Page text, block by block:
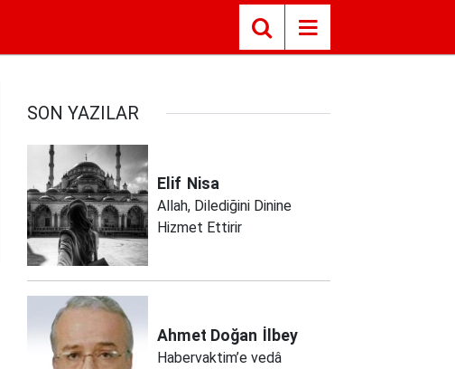
SON YAZILAR
Elif Nisa
Allah, Dilediğini Dinine
Hizmet Ettirir
Ahmet Doğan İlbey
Habervaktim’e vedâ